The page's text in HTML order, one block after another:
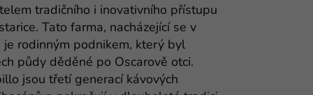
tradičního i inovativního přístupu
Tato farma, nacházející se v
rodinným podnikem, který byl
půdy děděné po Oscarově otci.
jsou třetí generací kávových